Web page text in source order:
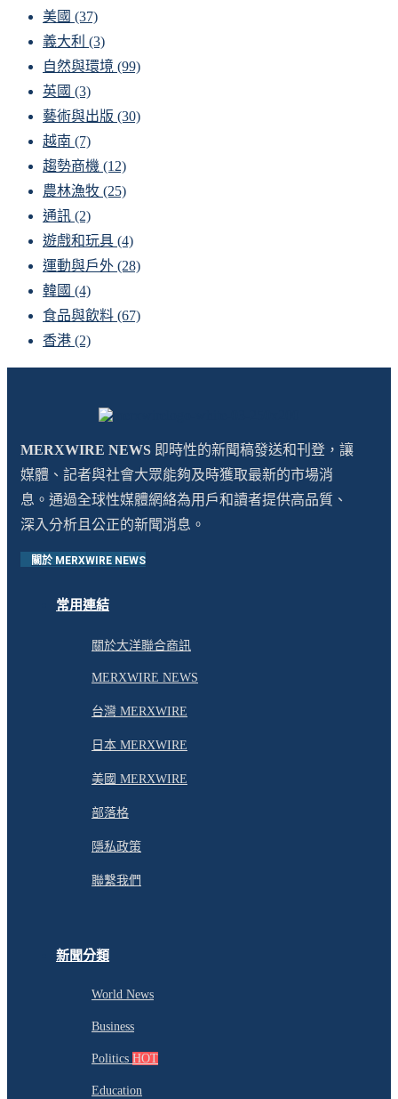
美國 (37)
義大利 (3)
自然與環境 (99)
英國 (3)
藝術與出版 (30)
越南 (7)
趨勢商機 (12)
農林漁牧 (25)
通訊 (2)
遊戲和玩具 (4)
運動與戶外 (28)
韓國 (4)
食品與飲料 (67)
香港 (2)
MERXWIRE NEWS 即時性的新聞稿發送和刊登，讓
媒體、記者與社會大眾能夠及時獲取最新的市場消
息。通過全球性媒體網絡為用戶和讀者提供高品質、
深入分析且公正的新聞消息。
關於 MERXWIRE NEWS
常用連結
關於大洋聯合商訊
MERXWIRE NEWS
台灣 MERXWIRE
日本 MERXWIRE
美國 MERXWIRE
部落格
隱私政策
聯繫我們
新聞分類
World News
Business
Politics HOT
Education